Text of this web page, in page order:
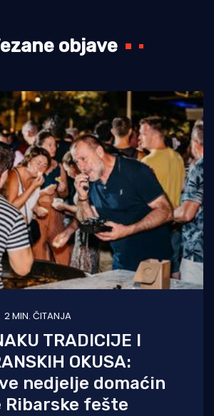
objave
2 MIN. ČITANJA
TRADICIJE I
OKUSA:
nedjelje domaćin
Ribarske fešte